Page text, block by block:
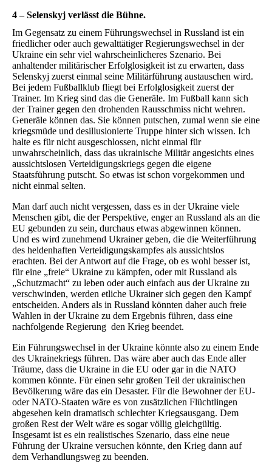
4 – Selenskyj verlässt die Bühne.
Im Gegensatz zu einem Führungswechsel in Russland ist ein
friedlicher oder auch gewalttätiger Regierungswechsel in der
Ukraine ein sehr viel wahrscheinlicheres Szenario. Bei
anhaltender militärischer Erfolglosigkeit ist zu erwarten, dass
Selenskyj zuerst einmal seine Militärführung austauschen wird.
Bei jedem Fußballklub fliegt bei Erfolglosigkeit zuerst der
Trainer. Im Krieg sind das die Generäle. Im Fußball kann sich
der Trainer gegen den drohenden Rausschmiss nicht wehren.
Generäle können das. Sie können putschen, zumal wenn sie eine
kriegsmüde und desillusionierte Truppe hinter sich wissen. Ich
halte es für nicht ausgeschlossen, nicht einmal für
unwahrscheinlich, dass das ukrainische Militär angesichts eines
aussichtslosen Verteidigungskriegs gegen die eigene
Staatsführung putscht. So etwas ist schon vorgekommen und
nicht einmal selten.
Man darf auch nicht vergessen, dass es in der Ukraine viele
Menschen gibt, die der Perspektive, enger an Russland als an die
EU gebunden zu sein, durchaus etwas abgewinnen können.
Und es wird zunehmend Ukrainer geben, die die Weiterführung
des heldenhaften Verteidigungskampfes als aussichtslos
erachten. Bei der Antwort auf die Frage, ob es wohl besser ist,
für eine „freie“ Ukraine zu kämpfen, oder mit Russland als
„Schutzmacht“ zu leben oder auch einfach aus der Ukraine zu
verschwinden, werden etliche Ukrainer sich gegen den Kampf
entscheiden. Anders als in Russland könnten daher auch freie
Wahlen in der Ukraine zu dem Ergebnis führen, dass eine
nachfolgende Regierung den Krieg beendet.
Ein Führungswechsel in der Ukraine könnte also zu einem Ende
des Ukrainekriegs führen. Das wäre aber auch das Ende aller
Träume, dass die Ukraine in die EU oder gar in die NATO
kommen könnte. Für einen sehr großen Teil der ukrainischen
Bevölkerung wäre das ein Desaster. Für die Bewohner der EU-
oder NATO-Staaten wäre es von zusätzlichen Flüchtlingen
abgesehen kein dramatisch schlechter Kriegsausgang. Dem
großen Rest der Welt wäre es sogar völlig gleichgültig.
Insgesamt ist es ein realistisches Szenario, dass eine neue
Führung der Ukraine versuchen könnte, den Krieg dann auf
dem Verhandlungsweg zu beenden.